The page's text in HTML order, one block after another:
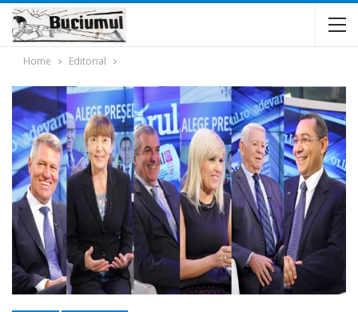
Home Editorial